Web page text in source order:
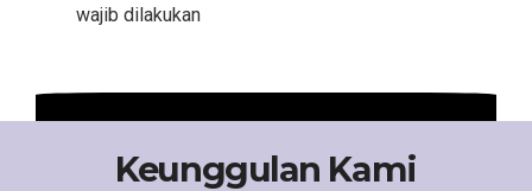
wajib dilakukan
Keunggulan Kami